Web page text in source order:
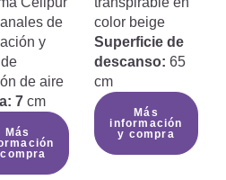
de
y
de aire
7 cm
Más
color beige
Superficie de
descanso: 65
cm
Más
información
y compra